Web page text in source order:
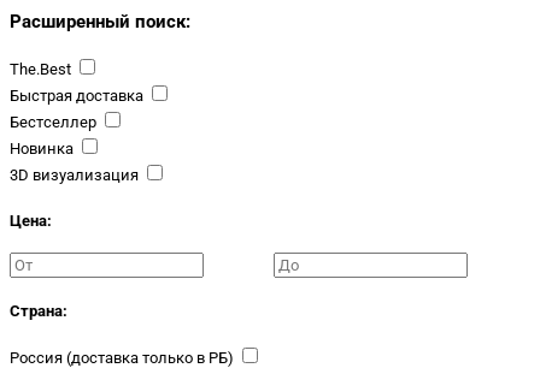
Расширенный поиск:
The.Best
Быстрая доставка
Бестселлер
Новинка
3D визуализация
Цена:
Страна:
Россия (доставка только в РБ)